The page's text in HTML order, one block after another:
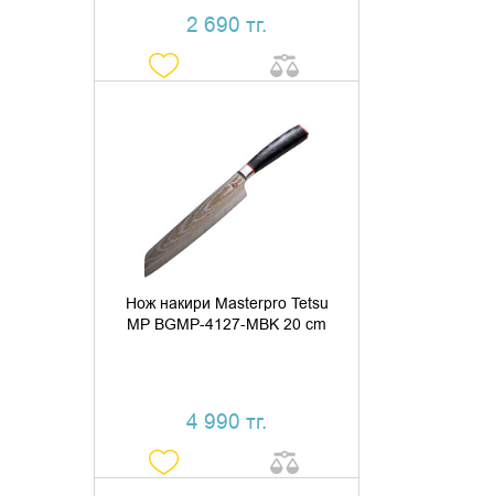
2 690 тг.
Нож накири Masterpro Tetsu
MP BGMP-4127-MBK 20 cm
4 990 тг.
ДОБАВИТЬ В КОРЗИНУ
КУПИТЬ В 1 КЛИК